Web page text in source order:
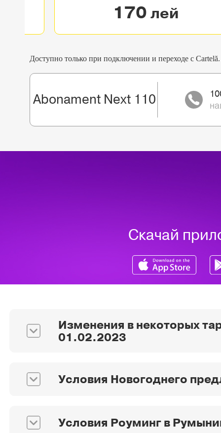
170лей
Доступно только при подключении и переходе с Cartelă.
Abonament Next 110
Скачай
Изменения в некоторых
01.02.2023
Условия Новогоднего
Условия Роуминг в